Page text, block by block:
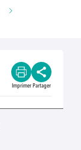
Imprimer Partager